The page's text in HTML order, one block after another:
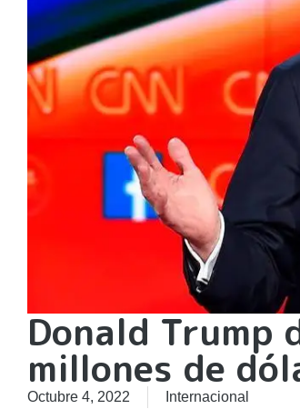
Donald Trump
millones de
Octubre 4, 2022
Internacional